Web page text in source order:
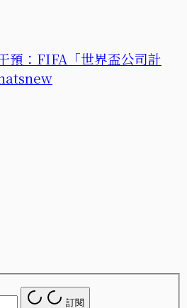
預：FIFA「世界盃公司計
訂閱